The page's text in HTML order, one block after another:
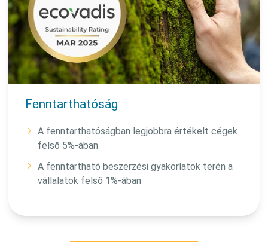
Fenntarthatóság
A fenntarthatóságban legjobbra értékelt cégek
felső 5%-ában
A fenntartható beszerzési gyakorlatok terén a
vállalatok felső 1%-ában